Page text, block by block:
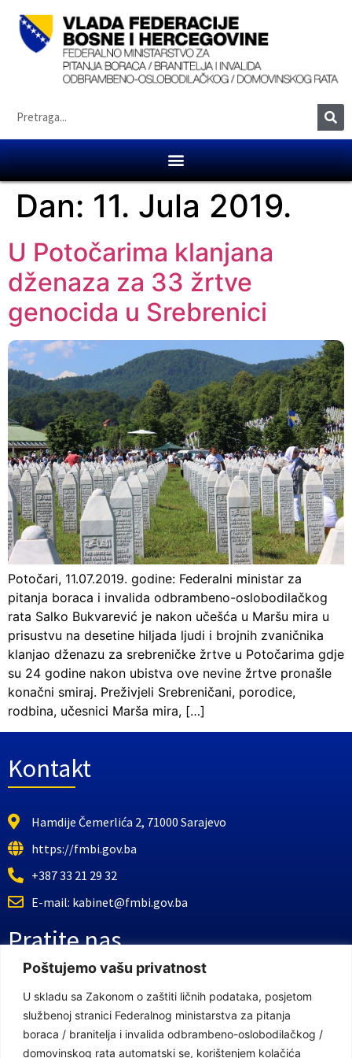
Poštujemo vašu privatnost
U skladu sa Zakonom o zaštiti ličnih podataka, posjetom
službenoj stranici Federalnog ministarstva za pitanja
boraca / branitelja i invalida odbrambeno-oslobodilačkog /
domovinskog rata automatski se, korištenjem kolačića
Dan: 11. Jula 2019.
U Potočarima klanjana
dženaza za 33 žrtve
genocida u Srebrenici
Potočari, 11.07.2019. godine: Federalni ministar za
pitanja boraca i invalida odbrambeno-oslobodilačkog
rata Salko Bukvarević je nakon učešća u Maršu mira u
prisustvu na desetine hiljada ljudi i brojnih zvaničnika
klanjao dženazu za srebreničke žrtve u Potočarima gdje
su 24 godine nakon ubistva ove nevine žrtve pronašle
konačni smiraj. Preživjeli Srebreničani, porodice,
rodbina, učesnici Marša mira, […]
Kontakt
Hamdije Čemerlića 2, 71000 Sarajevo
https://fmbi.gov.ba
+387 33 21 29 32
E-mail: kabinet@fmbi.gov.ba
Pratite nas
Facebook Stranica
Youtube Kanal